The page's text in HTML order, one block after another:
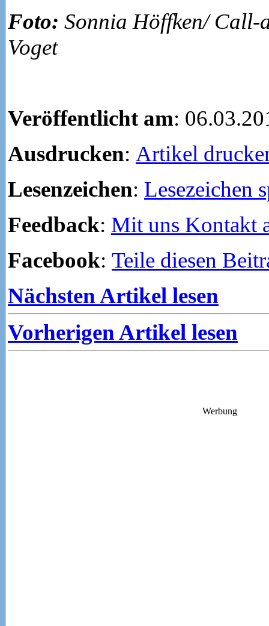
Foto: Sonnia Höffken/ Call-
Voget
Veröffentlicht am:
Ausdrucken: Artikel
Lesenzeichen: Lesezeichen
Feedback: Mit uns Kontakt
Facebook: Teile diesen
Nächsten Artikel lesen
Vorherigen Artikel lesen
Werbung